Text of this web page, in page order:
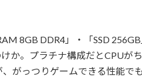
8GB DDR4」・「SSD
か。プラチナ構成だとCPUが
がっつりゲームできる性能で